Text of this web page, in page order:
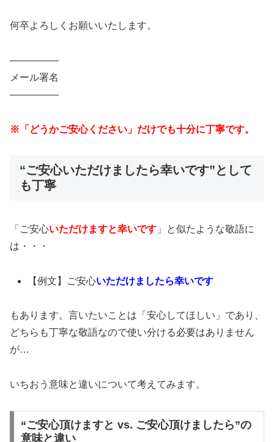
何卒よろしくお願いいたします。
—————
メール署名
—————
※「どうかご安心ください」だけでも十分に丁寧です。
“ご安心いただけましたら幸いです”として
も丁寧
「ご安心いただけますと幸いです 」と似たような敬語に
は・・・
【例文】ご安心いただけましたら幸いです
もあります。言いたいことは「安心してほしい」であり、
どちらも丁寧な敬語なので使い分ける必要はありません
が…
いちおう意味と違いについて考えてみます。
“ご安心頂けますと vs. ご安心頂けましたら”の
意味と違い